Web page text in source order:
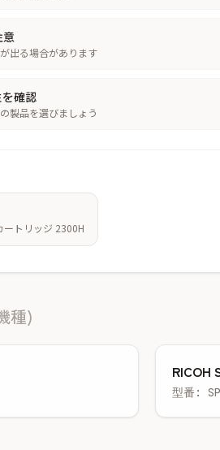
意
出る場合があります
確認
製品を選びましょう
ートリッジ 2300H
種)
RICOH
型番: